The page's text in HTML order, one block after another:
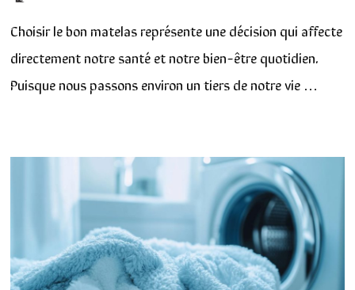
Choisir le bon matelas représente une décision qui affecte
directement notre santé et notre bien-être quotidien.
Puisque nous passons environ un tiers de notre vie …